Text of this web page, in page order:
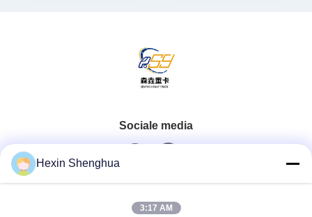
Sociale media
Snel contact
Hexin Shenghua
3:17 AM